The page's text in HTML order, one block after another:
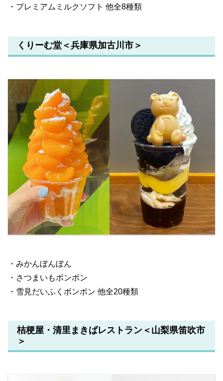
・プレミアムミルクソフト 他全8種類
くりーむ堂＜兵庫県加古川市＞
・みかんぼんぼん
・さつまいもボンボン
・雪見だいふくボンボン 他全20種類
桔梗屋・清里まきばレストラン＜山梨県笛吹市
＞